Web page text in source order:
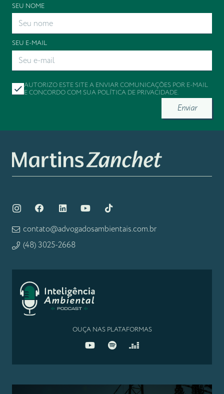
SEU NOME
SEU E-MAIL
AUTORIZO ESTE SITE A ENVIAR COMUNICAÇÕES POR E-MAIL
E CONCORDO COM SUA POLÍTICA DE PRIVACIDADE.
Enviar
contato@advogadosambientais.com.br
(48) 3025-2668
OUÇA NAS PLATAFORMAS